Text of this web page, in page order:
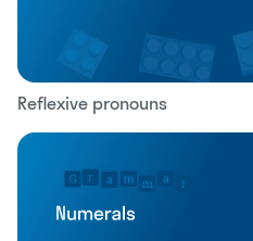
Reflexive pronouns